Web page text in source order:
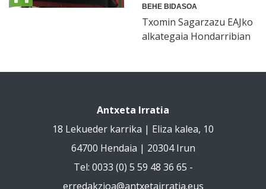
BEHE BIDASOA
Txomin Sagarzazu EAJko
alkategaia Hondarribian
Antxeta Irratia
18 Lekueder karrika | Eliza kalea, 10
64700 Hendaia | 20304 Irun
Tel: 0033 (0) 5 59 48 36 65 -
erredakzioa@antxetairratia.eus